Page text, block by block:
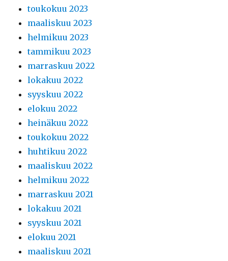
toukokuu 2023
maaliskuu 2023
helmikuu 2023
tammikuu 2023
marraskuu 2022
lokakuu 2022
syyskuu 2022
elokuu 2022
heinäkuu 2022
toukokuu 2022
huhtikuu 2022
maaliskuu 2022
helmikuu 2022
marraskuu 2021
lokakuu 2021
syyskuu 2021
elokuu 2021
maaliskuu 2021